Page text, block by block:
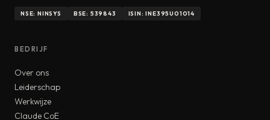
NSE: NINSYS BSE: 539843 ISIN: INE395U01014
BEDRIJF
Over ons
Leiderschap
Werkwijze
Claude CoE